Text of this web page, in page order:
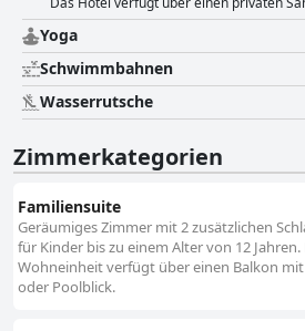
Yoga
Schwimmbahnen
Wasserrutsche
Zimmerkategorien
Familiensuite
Geräumiges Zimmer mit 2 zusätzlichen
für Kinder bis zu einem Alter von 12 Jahren.
Wohneinheit verfügt über einen Balkon
oder Poolblick.